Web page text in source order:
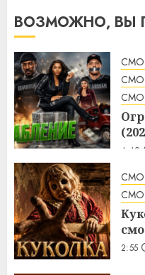
ВОЗМОЖНО, ВЫ
4:49
2:55